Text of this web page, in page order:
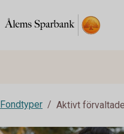
Fondtyper Aktivt